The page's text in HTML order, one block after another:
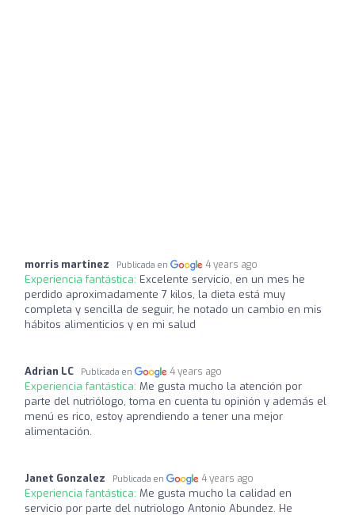
morris martinez Publicada en 4 years ago
Experiencia fantástica: Excelente servicio, en un mes he
perdido aproximadamente 7 kilos, la dieta está muy
completa y sencilla de seguir, he notado un cambio en mis
hábitos alimenticios y en mi salud
Adrian LC Publicada en 4 years ago
Experiencia fantástica: Me gusta mucho la atención por
parte del nutriólogo, toma en cuenta tu opinión y además el
menú es rico, estoy aprendiendo a tener una mejor
alimentación.
Janet Gonzalez Publicada en 4 years ago
Experiencia fantástica: Me gusta mucho la calidad en
servicio por parte del nutriologo Antonio Abundez. He